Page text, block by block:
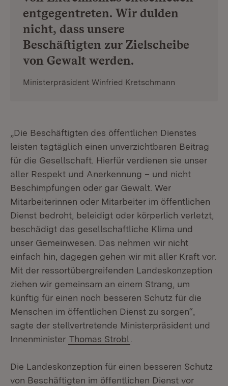
entgegentreten. Wir dulden
nicht, dass unsere
Beschäftigten zur Zielscheibe
von Gewalt werden.
Ministerpräsident Winfried Kretschmann
„Die Beschäftigten des öffentlichen Dienstes
leisten tagtäglich einen unverzichtbaren Beitrag
für die Gesellschaft. Hierfür verdienen sie unser
aller Respekt und Anerkennung – und nicht
Beschimpfungen oder gar Gewalt. Wer
Mitarbeiterinnen oder Mitarbeiter im öffentlichen
Dienst bedroht, beleidigt oder körperlich verletzt,
beschädigt das gesellschaftliche Klima und
unser Gemeinwesen. Das nehmen wir nicht
einfach hin, dagegen gehen wir mit aller Kraft vor.
Mit der ressortübergreifenden Landeskonzeption
ziehen wir gemeinsam an einem Strang, um
künftig für einen noch besseren Schutz für die
Menschen im öffentlichen Dienst zu sorgen“,
sagte der stellvertretende Ministerpräsident und
Innenminister Thomas Strobl
Die Landeskonzeption für einen besseren Schutz
von Beschäftigten im öffentlichen Dienst vor